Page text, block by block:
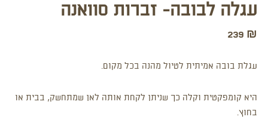
עגלה לבובה- זברות סוואנה
239 ₪
עגלת בובה אמיתית לטיול מהנה בכל מקום.
היא קומפקטית וקלה כך שניתן לקחת אותה לאן שמתחשק, בבית או
בחוץ.